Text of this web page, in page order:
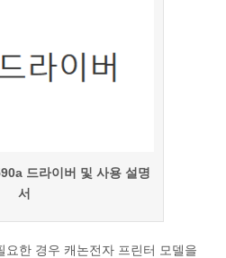
드라이버 및 사용 설명
서
요한 경우 캐논전자 프린터 모델을